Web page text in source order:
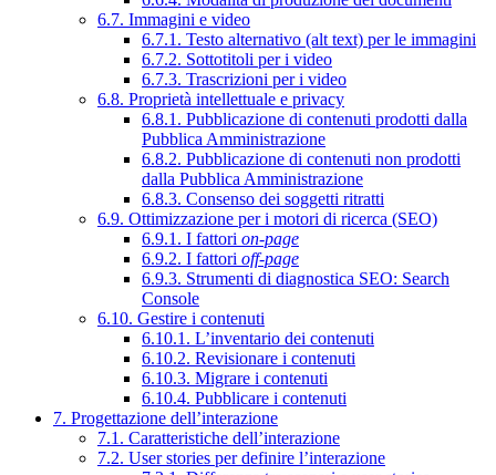
6.7. Immagini e video
6.7.1. Testo alternativo (alt text) per le immagini
6.7.2. Sottotitoli per i video
6.7.3. Trascrizioni per i video
6.8. Proprietà intellettuale e privacy
6.8.1. Pubblicazione di contenuti prodotti dalla
Pubblica Amministrazione
6.8.2. Pubblicazione di contenuti non prodotti
dalla Pubblica Amministrazione
6.8.3. Consenso dei soggetti ritratti
6.9. Ottimizzazione per i motori di ricerca (SEO)
6.9.1. I fattori on-page
6.9.2. I fattori off-page
6.9.3. Strumenti di diagnostica SEO: Search
Console
6.10. Gestire i contenuti
6.10.1. L’inventario dei contenuti
6.10.2. Revisionare i contenuti
6.10.3. Migrare i contenuti
6.10.4. Pubblicare i contenuti
7. Progettazione dell’interazione
7.1. Caratteristiche dell’interazione
7.2. User stories per definire l’interazione